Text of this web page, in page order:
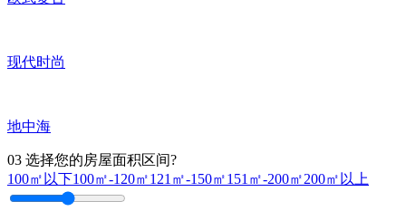
现代时尚
地中海
03 选择您的房屋面积区间?
100㎡以下100㎡-120㎡121㎡-150㎡151㎡-200㎡200㎡以上